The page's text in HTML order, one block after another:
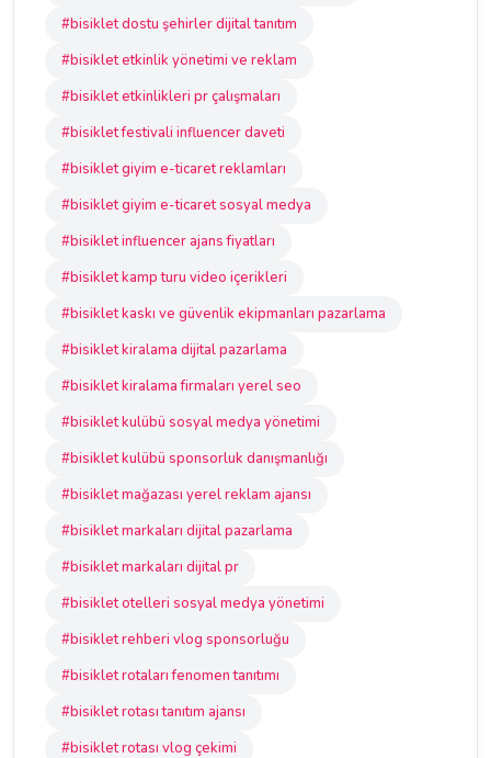
#bisiklet dostu şehirler dijital tanıtım
#bisiklet etkinlik yönetimi ve reklam
#bisiklet etkinlikleri pr çalışmaları
#bisiklet festivali influencer daveti
#bisiklet giyim e-ticaret reklamları
#bisiklet giyim e-ticaret sosyal medya
#bisiklet influencer ajans fiyatları
#bisiklet kamp turu video içerikleri
#bisiklet kaskı ve güvenlik ekipmanları pazarlama
#bisiklet kiralama dijital pazarlama
#bisiklet kiralama firmaları yerel seo
#bisiklet kulübü sosyal medya yönetimi
#bisiklet kulübü sponsorluk danışmanlığı
#bisiklet mağazası yerel reklam ajansı
#bisiklet markaları dijital pazarlama
#bisiklet markaları dijital pr
#bisiklet otelleri sosyal medya yönetimi
#bisiklet rehberi vlog sponsorluğu
#bisiklet rotaları fenomen tanıtımı
#bisiklet rotası tanıtım ajansı
#bisiklet rotası vlog çekimi